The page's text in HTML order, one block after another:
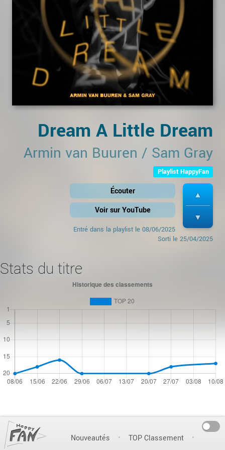
Dream A Little Dream
Armin van Buuren / Sam Gray
Playlist HappyFan
Écouter
Voir sur YouTube
Entré dans la playlist le 08/06/2025
Sorti le 25/04/2025
Stats du titre
Nouveautés TOP Classement
On